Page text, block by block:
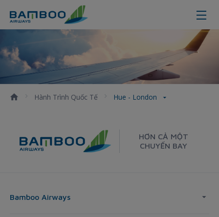
Hue - London
Hành Trình Quốc Tế Hue - London
HƠN CẢ MỘT
CHUYẾN BAY
Bamboo Airways